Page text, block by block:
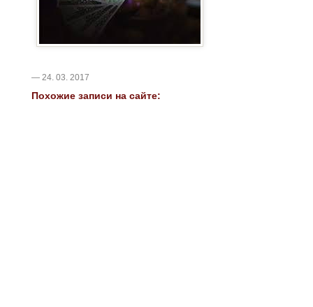
— 24. 03. 2017
Похожие записи на сайте: